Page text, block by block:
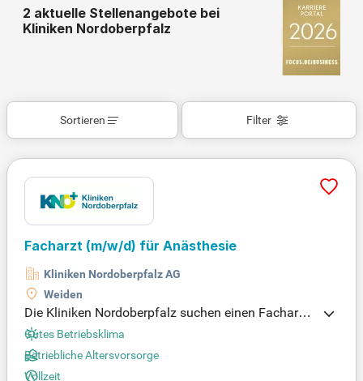
2 aktuelle Stellenangebote bei
Kliniken Nordoberpfalz
Filter
Sortieren
Facharzt (m/w/d) für Anästhesie
Kliniken Nordoberpfalz AG
Weiden
Die Kliniken Nordoberpfalz suchen einen Facharzt
(m/w/d) für Anästhesie. Wir bieten eine herausrag
ende medizinische Versorgung in der nördlichen O
berpfalz, unterstützt durch modernste Medizintech
Gutes Betriebsklima
Betriebliche Altersvorsorge
Vollzeit